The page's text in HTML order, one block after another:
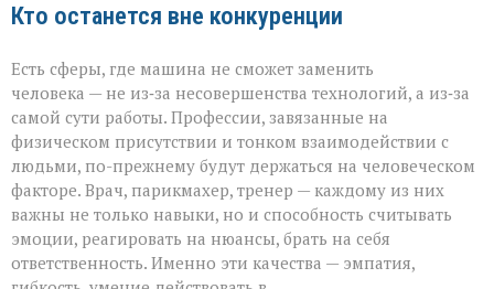
Кто останется вне конкуренции
Есть сферы, где машина не сможет заменить
человека — не из‑за несовершенства технологий, а из‑за
самой сути работы. Профессии, завязанные на
физическом присутствии и тонком взаимодействии с
людьми, по-прежнему будут держаться на человеческом
факторе. Врач, парикмахер, тренер — каждому из них
важны не только навыки, но и способность считывать
эмоции, реагировать на нюансы, брать на себя
ответственность. Именно эти качества — эмпатия,